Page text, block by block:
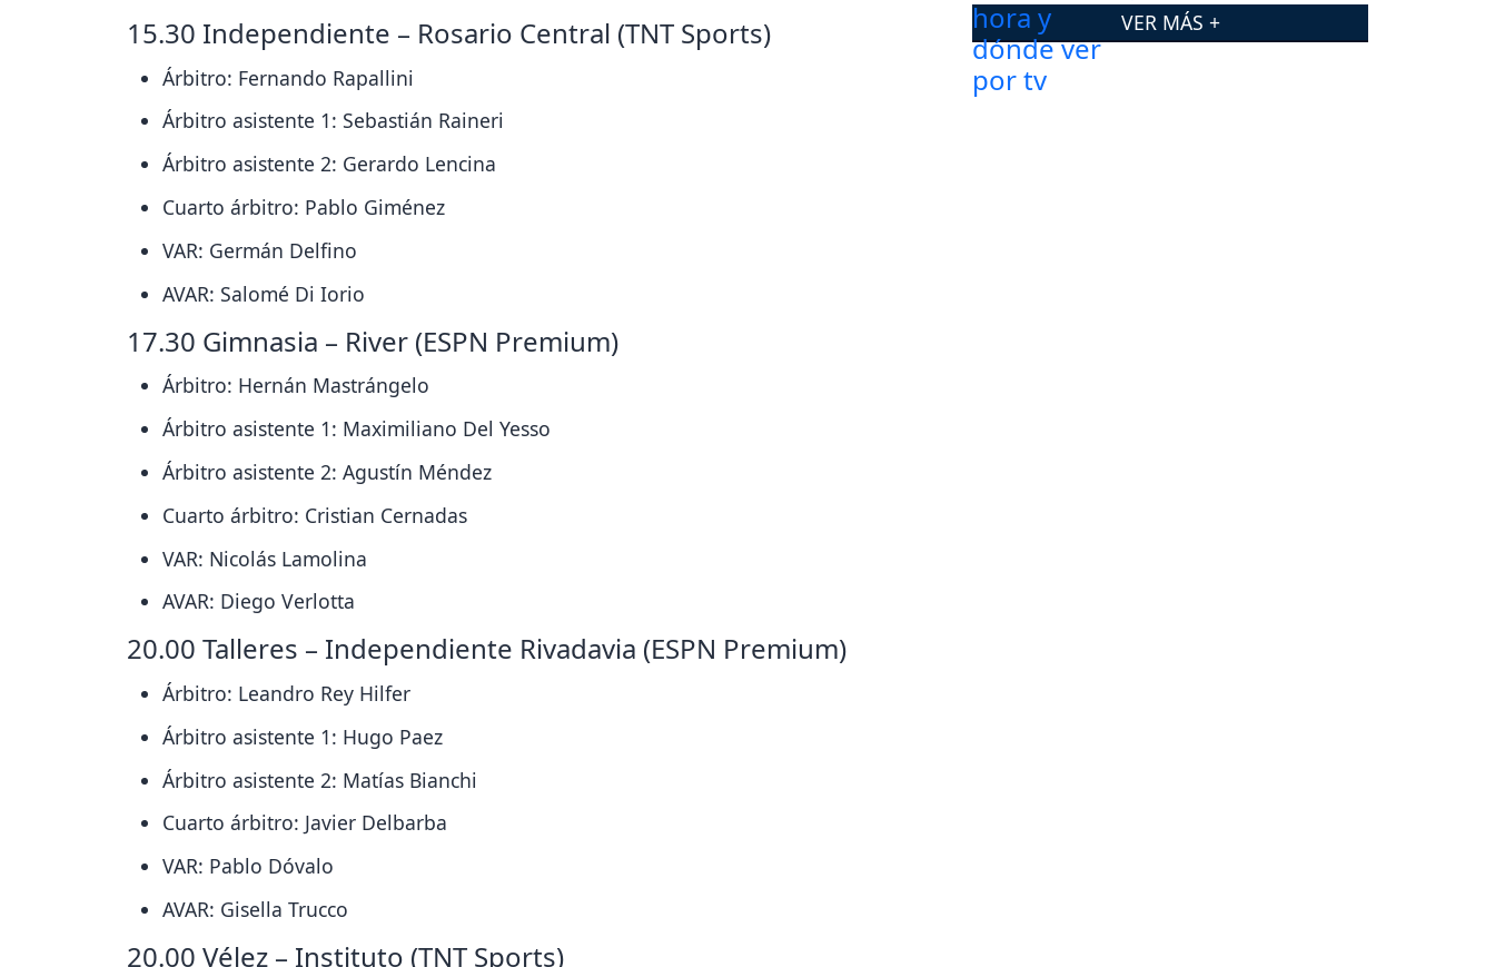
15.30 Independiente – Rosario Central (TNT Sports)
Árbitro: Fernando Rapallini
Árbitro asistente 1: Sebastián Raineri
Árbitro asistente 2: Gerardo Lencina
Cuarto árbitro: Pablo Giménez
VAR: Germán Delfino
AVAR: Salomé Di Iorio
17.30 Gimnasia – River (ESPN Premium)
Árbitro: Hernán Mastrángelo
Árbitro asistente 1: Maximiliano Del Yesso
Árbitro asistente 2: Agustín Méndez
Cuarto árbitro: Cristian Cernadas
VAR: Nicolás Lamolina
AVAR: Diego Verlotta
20.00 Talleres – Independiente Rivadavia (ESPN Premium)
Árbitro: Leandro Rey Hilfer
Árbitro asistente 1: Hugo Paez
Árbitro asistente 2: Matías Bianchi
Cuarto árbitro: Javier Delbarba
VAR: Pablo Dóvalo
AVAR: Gisella Trucco
20.00 Vélez – Instituto (TNT Sports)
VER MÁS +